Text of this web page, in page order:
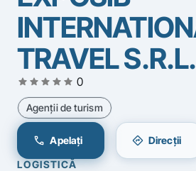
TRAVEL S.R.L.
star star star star star 0
Agenţii de turism
call Apelați directions Direcții
LOGISTICĂ